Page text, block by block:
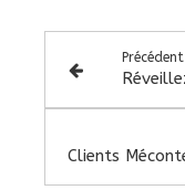
Précédent